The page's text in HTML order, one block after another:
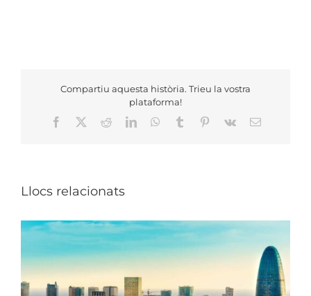
Compartiu aquesta història. Trieu la vostra
plataforma!
Facebook
RedditLinkedInWhatsApp
Tumblr Pinterest
Vk Email:
Llocs relacionats